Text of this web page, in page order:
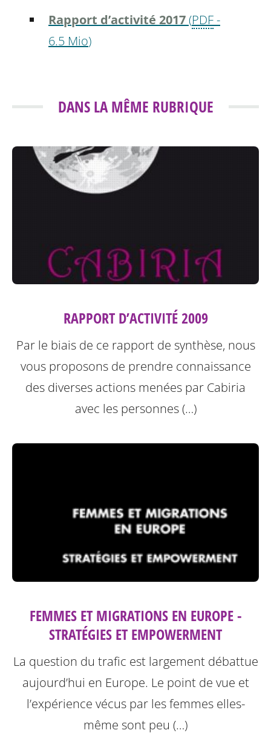
Rapport d’activité 2017(PDF-
6.5 Mio)
DANS LA MÊME RUBRIQUE
RAPPORT D’ACTIVITÉ 2009
Par le biais de ce rapport de synthèse, nous
vous proposons de prendre connaissance
des diverses actions menées par Cabiria
avec les personnes (…)
FEMMES ET MIGRATIONS EN EUROPE -
STRATÉGIES ET EMPOWERMENT
La question du trafic est largement débattue
aujourd’hui en Europe. Le point de vue et
l’expérience vécus par les femmes elles-
même sont peu (…)